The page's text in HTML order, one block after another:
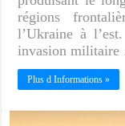
régions
l’Ukraine à
invasion
Plus d Informations »